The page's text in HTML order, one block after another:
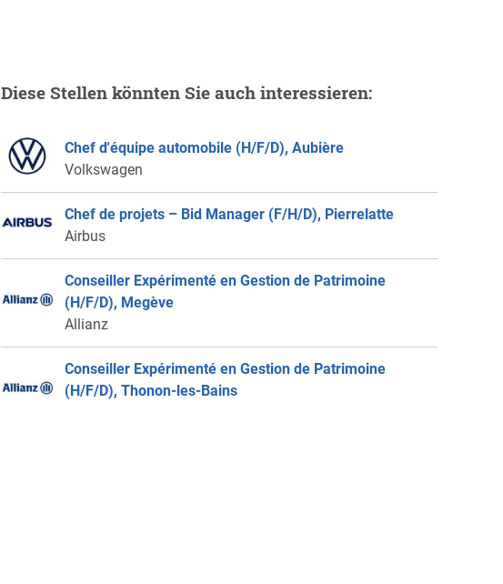
Diese Stellen könnten Sie auch interessieren:
Chef d'équipe automobile (H/F/D), Aubière
Volkswagen
Chef de projets – Bid Manager (F/H/D), Pierrelatte
Airbus
Conseiller Expérimenté en Gestion de Patrimoine
(H/F/D), Megève
Allianz
Conseiller Expérimenté en Gestion de Patrimoine
(H/F/D), Thonon-les-Bains